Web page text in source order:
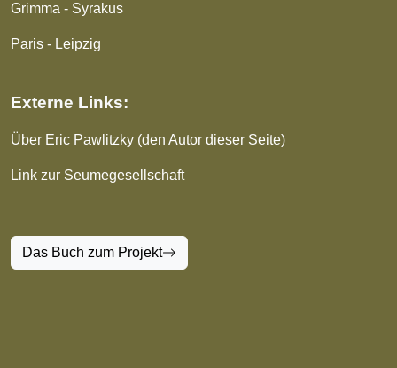
Grimma - Syrakus
Paris - Leipzig
Externe Links:
Über Eric Pawlitzky (den Autor dieser Seite)
Link zur Seumegesellschaft
Das Buch zum Projekt